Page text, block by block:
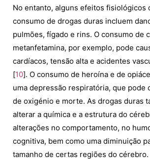
No entanto, alguns efeitos fisiológicos
consumo de drogas duras incluem
pulmões, fígado e rins. O consumo de
metanfetamina, por exemplo, pode
cardíacos, tensão alta e acidentes
[10]. O consumo de heroína e de
uma depressão respiratória, que pode
de oxigénio e morte. As drogas duras
alterar a química e a estrutura do
alterações no comportamento, no
cognitiva, bem como uma diminuição
tamanho de certas regiões do cérebro.